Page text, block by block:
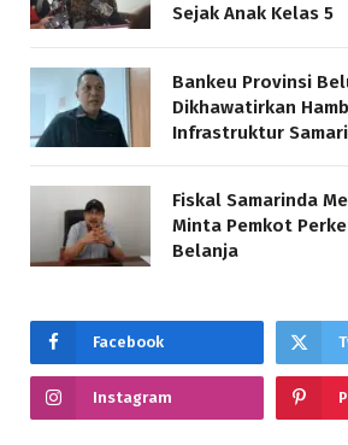
Sejak Anak Kelas 5
Bankeu Provinsi
Dikhawatirkan
Infrastruktur
Fiskal Samarinda
Minta Pemkot
Belanja
Facebook
Instagram